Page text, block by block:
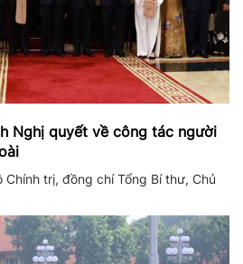
Nghị quyết về công tác người
Chính trị, đồng chí Tổng Bí thư, Chủ